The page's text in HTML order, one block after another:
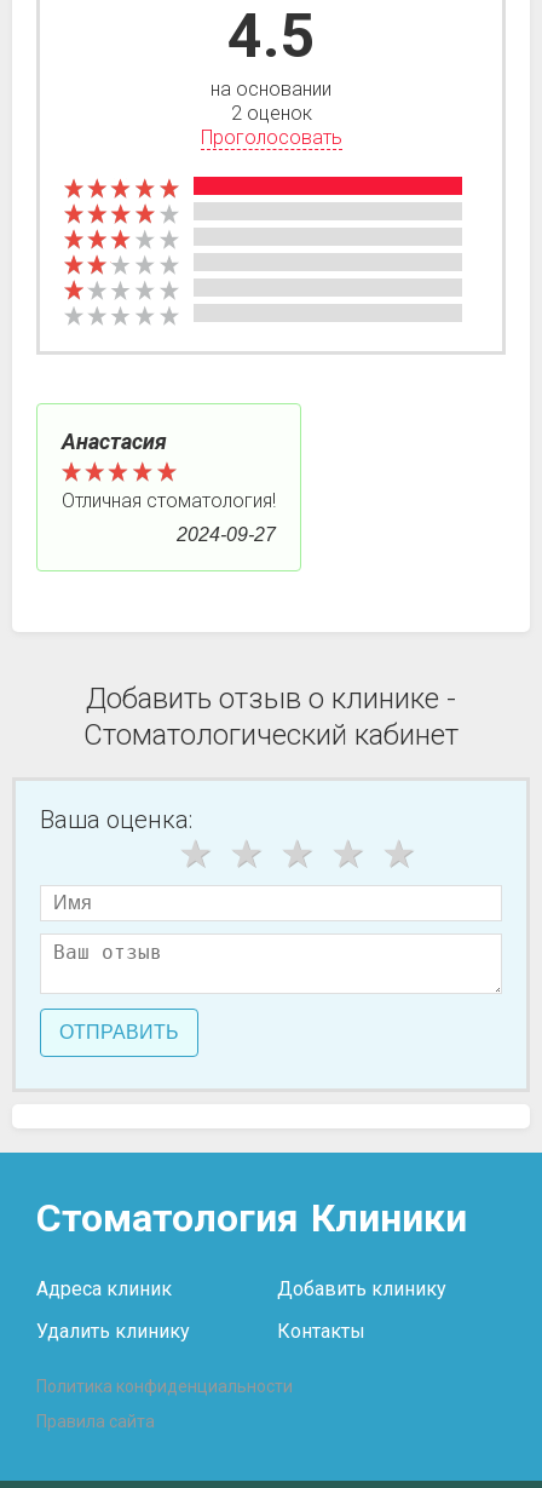
4.5
на основании
2 оценок
Проголосовать
Анастасия
Отличная стоматология!
2024-09-27
Добавить отзыв о клинике -
Стоматологический кабинет
Ваша оценка:
ОТПРАВИТЬ
Стоматология Клиники
Адреса клиник
Добавить клинику
Удалить клинику
Контакты
Политика конфиденциальности
Правила сайта